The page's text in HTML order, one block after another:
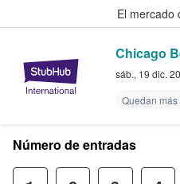
El mercado
Chicago
sáb., 19 dic.
Quedan
Número de entradas